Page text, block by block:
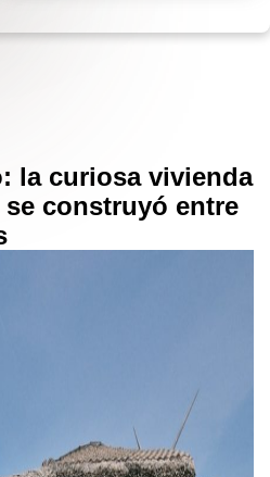
la curiosa vivienda
construyó entre